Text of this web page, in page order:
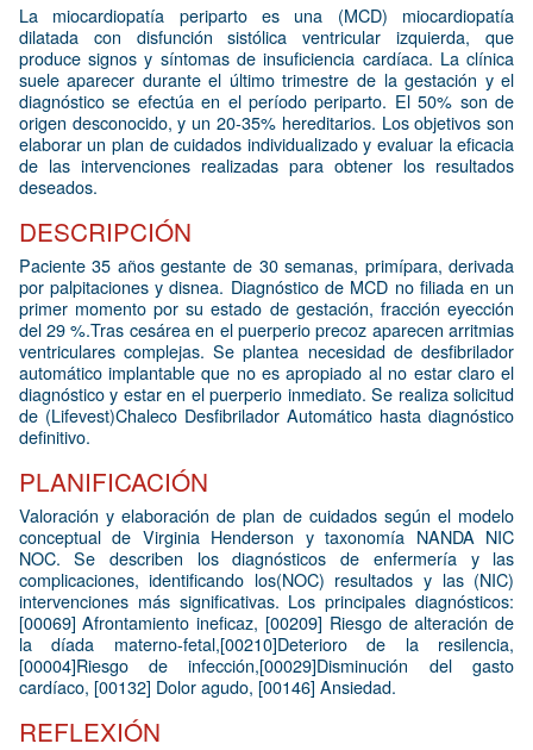
La miocardiopatía periparto es una (MCD) miocardiopatía
dilatada con disfunción sistólica ventricular izquierda, que
produce signos y síntomas de insuficiencia cardíaca. La clínica
suele aparecer durante el último trimestre de la gestación y el
diagnóstico se efectúa en el período periparto. El 50% son de
origen desconocido, y un 20-35% hereditarios. Los objetivos son
elaborar un plan de cuidados individualizado y evaluar la eficacia
de las intervenciones realizadas para obtener los resultados
deseados.
DESCRIPCIÓN
Paciente 35 años gestante de 30 semanas, primípara, derivada
por palpitaciones y disnea. Diagnóstico de MCD no filiada en un
primer momento por su estado de gestación, fracción eyección
del 29 %.Tras cesárea en el puerperio precoz aparecen arritmias
ventriculares complejas. Se plantea necesidad de desfibrilador
automático implantable que no es apropiado al no estar claro el
diagnóstico y estar en el puerperio inmediato. Se realiza solicitud
de (Lifevest)Chaleco Desfibrilador Automático hasta diagnóstico
definitivo.
PLANIFICACIÓN
Valoración y elaboración de plan de cuidados según el modelo
conceptual de Virginia Henderson y taxonomía NANDA NIC
NOC. Se describen los diagnósticos de enfermería y las
complicaciones, identificando los(NOC) resultados y las (NIC)
intervenciones más significativas. Los principales diagnósticos:
[00069] Afrontamiento ineficaz, [00209] Riesgo de alteración de
la díada materno-fetal,[00210]Deterioro de la resilencia,
[00004]Riesgo de infección,[00029]Disminución del gasto
cardíaco, [00132] Dolor agudo, [00146] Ansiedad.
REFLEXIÓN